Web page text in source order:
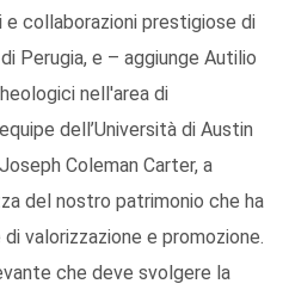
collaborazioni prestigiose di
Perugia, e – aggiunge Autilio
nell'area di
dell’Università di Austin
Coleman Carter, a
del nostro patrimonio che ha
valorizzazione e promozione.
che deve svolgere la